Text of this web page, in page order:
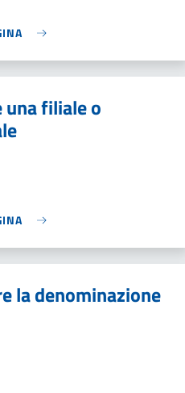
una filiale o
la denominazione